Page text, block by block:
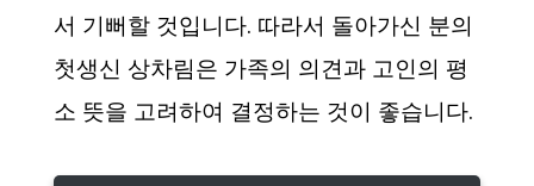
서 기뻐할 것입니다. 따라서 돌아가신 분의
첫생신 상차림은 가족의 의견과 고인의 평
소 뜻을 고려하여 결정하는 것이 좋습니다.